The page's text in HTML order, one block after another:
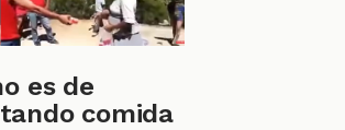
es de
comida